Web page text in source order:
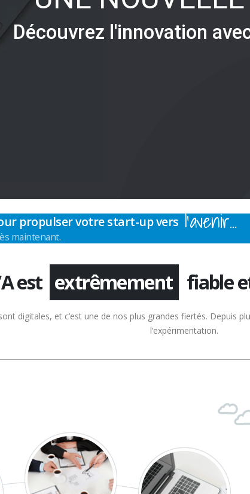
Découvrez l'innovation ave
propulser votre start-up vers l’avenir…
maintenant.
est extrêmement fiable
digitales, et c’est une de nos plus grandes fiertés. Depuis
l’expérimentation.